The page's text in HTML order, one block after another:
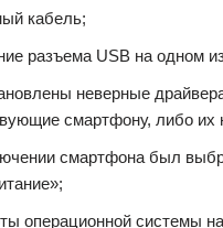
кабель;
разъема USB на одном
неверные
смартфону, либо их
смартфона был
операционной системы